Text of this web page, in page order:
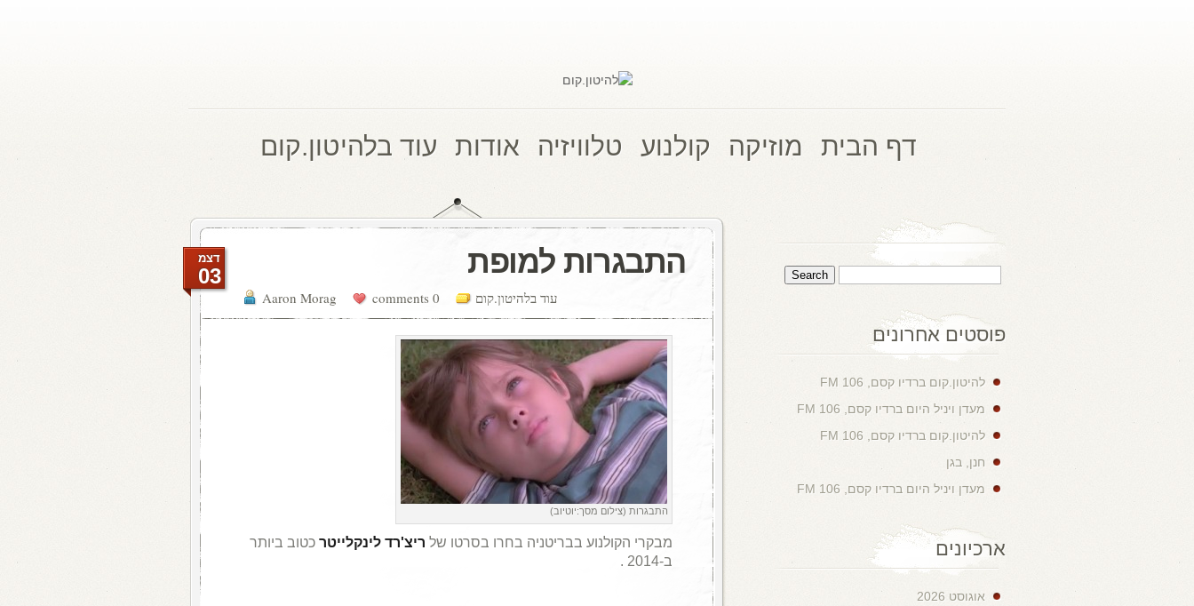
דף הבית מוזיקה קולנוע טלוויזיה אודות עוד בלהיטון.קום
התבגרות למופת
Aaron Morag 0 comments עוד בלהיטון.קום
דצמ
03
התבגרות (צילום מסך:יוטיוב)
מבקרי הקולנוע בבריטניה בחרו בסרטו של ריצ'רד לינקלייטר כטוב ביותר
ב-2014 .
פוסטים אחרונים
להיטון.קום ברדיו קסם, 106 FM
מעדן ויניל היום ברדיו קסם, 106 FM
להיטון.קום ברדיו קסם, 106 FM
חנן, בגן
מעדן ויניל היום ברדיו קסם, 106 FM
ארכיונים
אוגוסט 2026